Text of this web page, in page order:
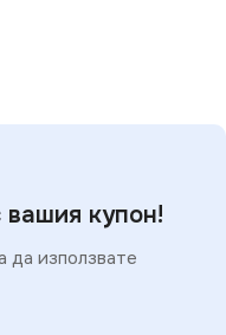
вашия купон!
да използвате